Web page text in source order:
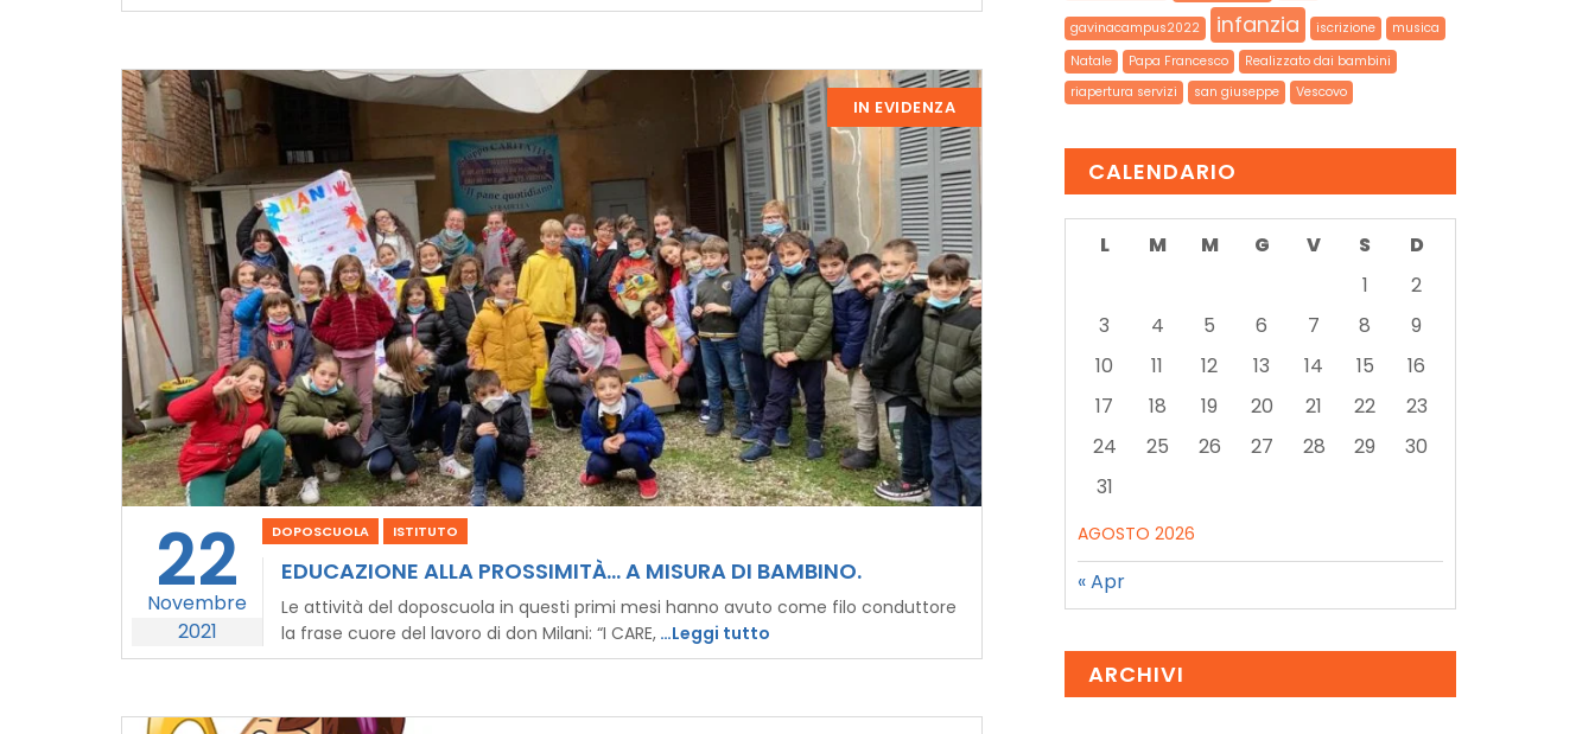
IN EVIDENZA
22
Novembre
2021
DOPOSCUOLA ISTITUTO
EDUCAZIONE ALLA PROSSIMITÀ… A MISURA DI BAMBINO.
Le attività del doposcuola in questi primi mesi hanno avuto come filo conduttore
la frase cuore del lavoro di don Milani: “I CARE, …Leggi tutto
gavinacampus2022 infanzia iscrizione
musica
Natale
Papa Francesco
Realizzato dai bambini
riapertura servizi
san giuseppe Vescovo
CALENDARIO
AGOSTO 2026
L M M G V S
D
1
2
3
4 5 6 7 8
9
10
11 12 13 14 15
16
17
18 19 20 21 22
23
24
25 26 27 28 29
30
31
« Apr
ARCHIVI